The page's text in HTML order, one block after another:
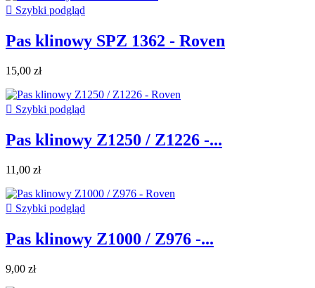
 Szybki podgląd
Pas klinowy SPZ 1362 - Roven
15,00 zł
 Szybki podgląd
Pas klinowy Z1250 / Z1226 -...
11,00 zł
 Szybki podgląd
Pas klinowy Z1000 / Z976 -...
9,00 zł